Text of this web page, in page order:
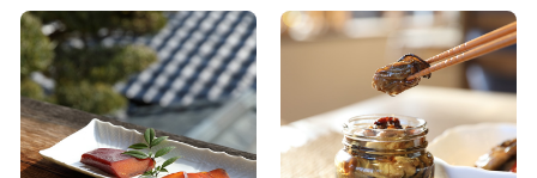
っと溶け、チョコレートが広がり、後味
にほんのりビターな余韻が残る、こだわ
りが詰まった幸せの生チョコレート。
煮を焼成した、旨味が詰まった逸品。贅
沢なおやつに、晩酌のお供に。